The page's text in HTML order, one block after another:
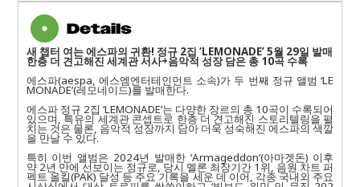
새 챕터 여는 에스파의 귀환! 정규 2집 ‘LEMONADE’ 5월 29일 발매
한층 더 견고해진 세계관 서사+음악적 성장 담은 총 10곡 수록
에스파(aespa, 에스엠엔터테인먼트 소속)가 두 번째 정규 앨범‘LE
MONADE’(레모네이드)를 발매한다.
에스파 정규 2집 ‘LEMONADE’는 다양한 장르의 총 10곡이 수록되어
있으며,특유의 세계관 콘셉트로 한층 더 견고해진 스토리텔링을 펼
치는 것은 물론, 음악적 성장까지 담아 더욱 성숙해진 에스파의 색깔
을 만날 수 있다.
특히 이번 앨범은 2024년 발매한 ‘Armageddon’(아마겟돈) 이후
약 2년 만에 선보이는 정규로,당시 멜론 최장기간 1 위, 음원 차트 퍼
펙트 올킬(PAK)달성 등 주요 기록을 세운 데 이어, 각종 국내외 주요